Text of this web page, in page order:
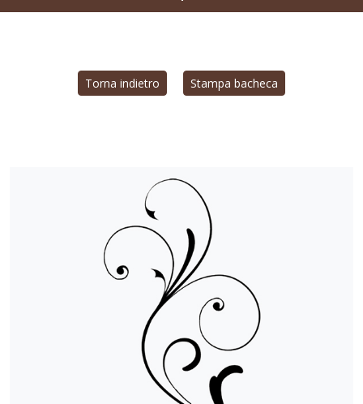
Torna indietro Stampa bacheca